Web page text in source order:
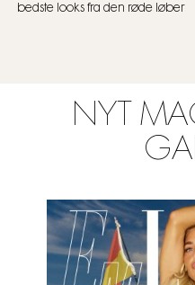
bedste looks fra den røde løber
NYT